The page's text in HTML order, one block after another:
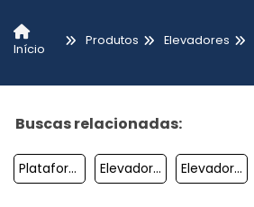
Início
Produtos Elevadores
Buscas relacionadas:
Plataforma Elevatoria Cadeirante Elevador Residencial A Vácuo Elevador Residencial Home Lift